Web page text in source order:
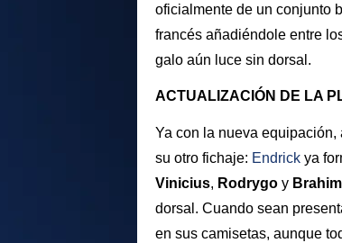
oficialmente de un conjunto
francés añadiéndole entre
galo aún luce sin dorsal.
ACTUALIZACIÓN DE LA
Ya con la nueva equipación,
su otro fichaje: Endrick ya
Vinicius, Rodrygo y Brahim
dorsal. Cuando sean
en sus camisetas, aunque